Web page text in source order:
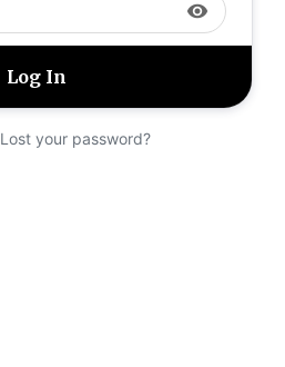
visibility
Lost your password?